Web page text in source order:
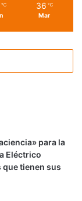
℃ 36 ℃
Mar
para la
Eléctrico
que tienen sus